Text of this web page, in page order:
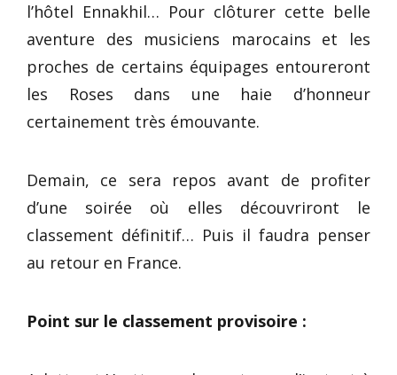
l’hôtel Ennakhil… Pour clôturer cette belle
aventure des musiciens marocains et les
proches de certains équipages entoureront
les Roses dans une haie d’honneur
certainement très émouvante.
Demain, ce sera repos avant de profiter
d’une soirée où elles découvriront le
classement définitif… Puis il faudra penser
au retour en France.
Point sur le classement provisoire :